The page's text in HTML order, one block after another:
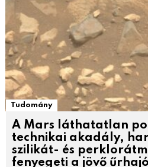
Tudomány
A Mars láthatatlan
technikai akadály,
szilikát- és
fenyegeti a jövő